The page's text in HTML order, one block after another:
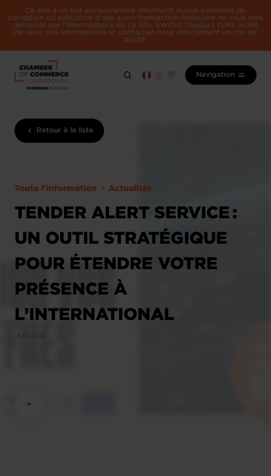
Ce site a un but exclusivement informatif. Aucun paiement de
cotisation ou exécution d'une autre transaction financière ne vous sera
demandé par l'intermédiaire de ce site. Vérifiez toujours l'URL avant
de saisir vos informations et contactez-nous directement en cas de
doute.
Navigation
Retour à la liste
Toute l'information Actualités
TENDER ALERT SERVICE :
UN OUTIL STRATÉGIQUE
POUR ÉTENDRE VOTRE
PRÉSENCE À
L’INTERNATIONAL
15.10.2025